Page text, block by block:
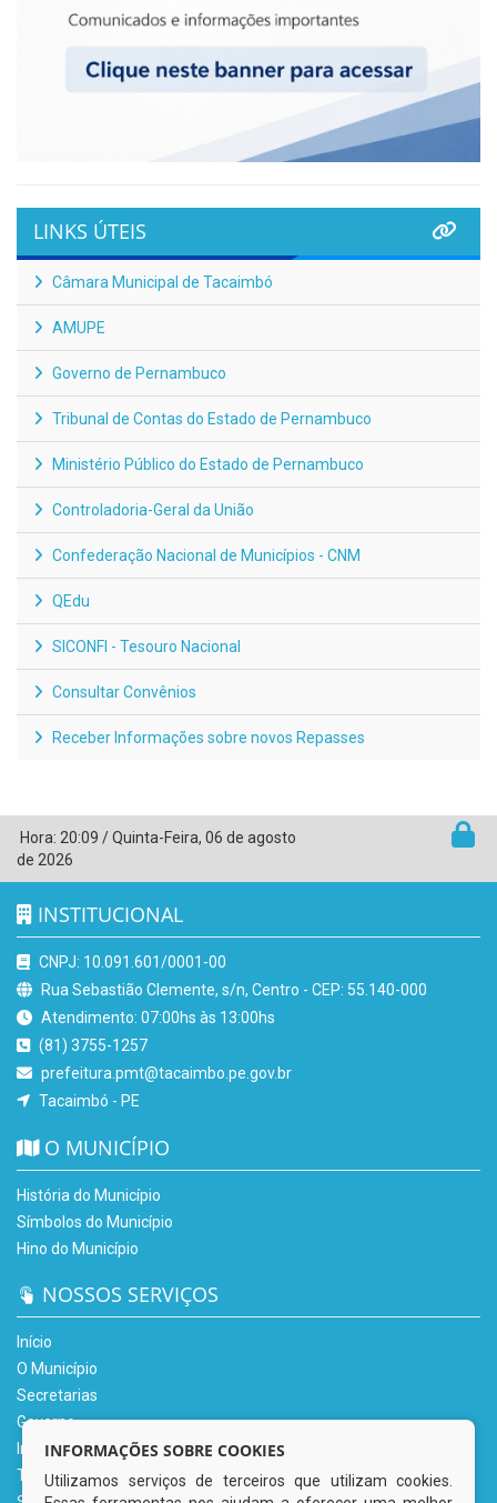
LINKS ÚTEIS
Câmara Municipal de Tacaimbó
AMUPE
Governo de Pernambuco
Tribunal de Contas do Estado de Pernambuco
Ministério Público do Estado de Pernambuco
Controladoria-Geral da União
Confederação Nacional de Municípios - CNM
QEdu
SICONFI - Tesouro Nacional
Consultar Convênios
Receber Informações sobre novos Repasses
Hora: 20:09 /Quinta-Feira, 06 de agosto
de 2026
INSTITUCIONAL
CNPJ: 10.091.601/0001-00
Rua Sebastião Clemente, s/n, Centro - CEP: 55.140-000
Atendimento: 07:00hs às 13:00hs
(81) 3755-1257
prefeitura.pmt@tacaimbo.pe.gov.br
Tacaimbó - PE
O MUNICÍPIO
História do Município
Símbolos do Município
Hino do Município
NOSSOS SERVIÇOS
Início
O Município
Secretarias
Governo
Informe-se
Transparência
INFORMAÇÕES SOBRE COOKIES
Utilizamos serviços de terceiros que utilizam cookies.